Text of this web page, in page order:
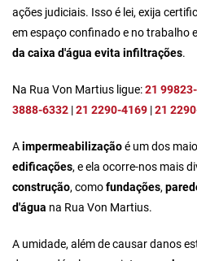
ações judiciais. Isso é lei, exija
em espaço confinado e no trabalho
da caixa d'água evita infiltrações.
Na Rua Von Martius ligue:21
3888-6332 |21 2290-4169 |21
Aimpermeabilizaçãoé um dos
edificações, e ela ocorre-nos mais
construção, comofundações,
d'água na Rua Von Martius.
A umidade, além de causar danos